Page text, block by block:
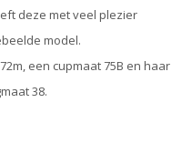
deze met veel plezier
model.
een cupmaat 75B en haar
38.